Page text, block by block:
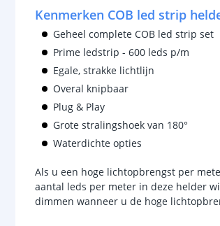
Kenmerken COB led strip
Geheel complete COB led strip set
Prime ledstrip - 600 leds p/m
Egale, strakke lichtlijn
Overal knipbaar
Plug & Play
Grote stralingshoek van 180°
Waterdichte opties
Als u een hoge lichtopbrengst per
aantal leds per meter in deze helder
dimmen wanneer u de hoge